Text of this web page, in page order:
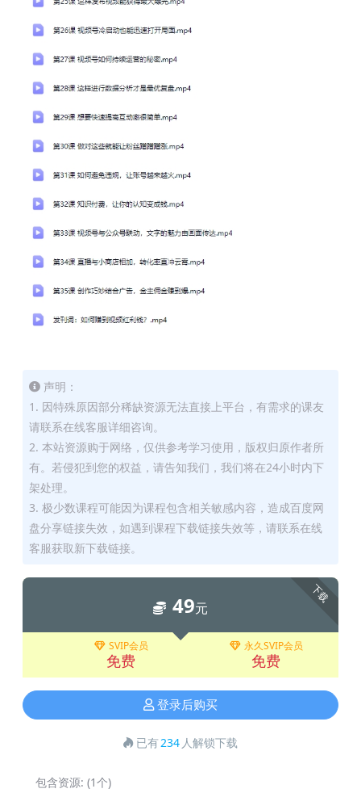
声明：
1. 因特殊原因部分稀缺资源无法直接上平台，有需求的课友
请联系在线客服详细咨询。
2. 本站资源购于网络，仅供参考学习使用，版权归原作者所
有。若侵犯到您的权益，请告知我们，我们将在24小时内下
架处理。
3. 极少数课程可能因为课程包含相关敏感内容，造成百度网
盘分享链接失效，如遇到课程下载链接失效等，请联系在线
客服获取新下载链接。
下载
49元
SVIP会员
免费
永久SVIP会员
免费
登录后购买
已有234 人解锁下载
包含资源: (1个)